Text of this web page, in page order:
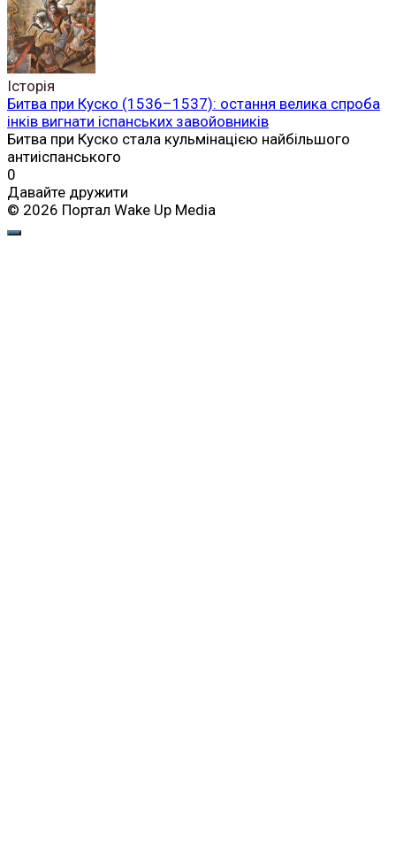
Історія
Битва при Куско (1536–1537): остання велика спроба
інків вигнати іспанських завойовників
Битва при Куско стала кульмінацією найбільшого
антиіспанського
0
Давайте дружити
© 2026 Портал Wake Up Media